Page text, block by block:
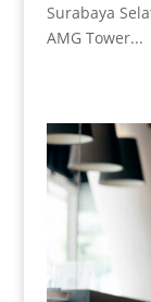
Surabaya
AMG Tower...